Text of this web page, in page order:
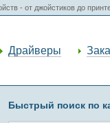
- от джойстиков до
Драйверы
Быстрый поиск по